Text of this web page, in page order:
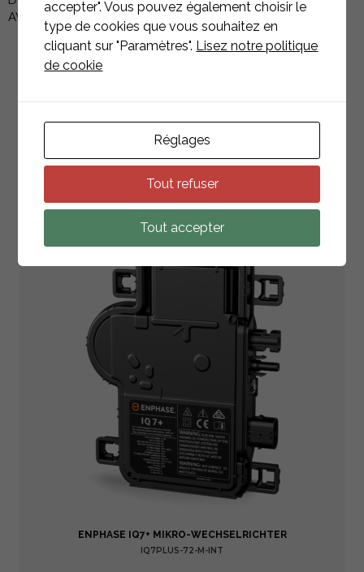
AW-6063 T66
PRODUKTEASSOZIIERTEN
ENPHASE IQ7+ MIKRO-WECHSELRICHTER
IQ7PLUS-72-M-INT
accepter". Vous pouvez également choisir le
type de cookies que vous souhaitez en
cliquant sur "Paramètres". Lisez notre politique
de cookie
Réglages
Tout refuser
Tout accepter